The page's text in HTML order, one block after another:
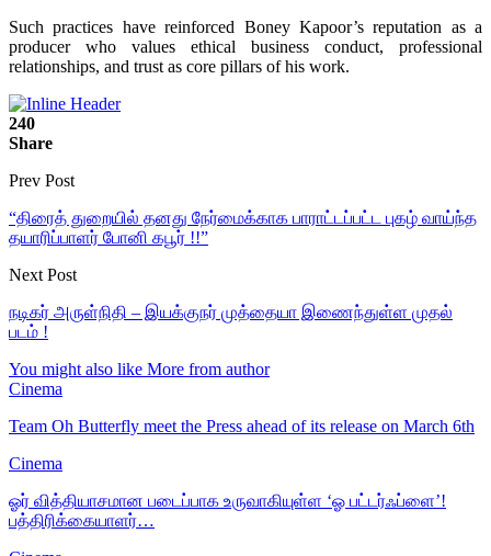
Such practices have reinforced Boney Kapoor’s reputation as a
producer who values ethical business conduct, professional
relationships, and trust as core pillars of his work.
240
Share
Prev Post
“திரைத் துறையில் தனது நேர்மைக்காக பாராட்டப்பட்ட புகழ் வாய்ந்த
தயாரிப்பாளர் போனி கபூர் !!”
Next Post
நடிகர் அருள்நிதி – இயக்குநர் முத்தையா இணைந்துள்ள முதல்
படம் !
You might also like More from author
Cinema
Team Oh Butterfly meet the Press ahead of its release on March 6th
Cinema
ஓர் வித்தியாசமான படைப்பாக உருவாகியுள்ள ‘ஓ பட்டர்ஃப்ளை’!
பத்திரிக்கையாளர்…